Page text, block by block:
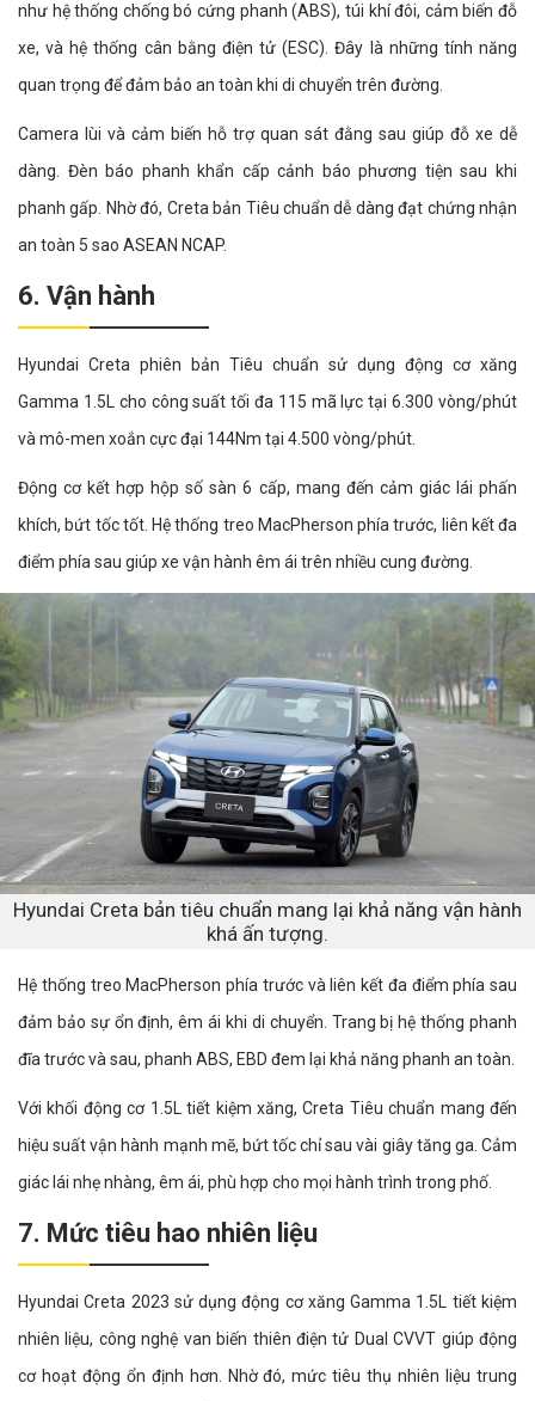
như hệ thống chống bó cứng phanh (ABS), túi khí đôi, cảm biến đỗ
xe, và hệ thống cân bằng điện tử (ESC). Đây là những tính năng
quan trọng để đảm bảo an toàn khi di chuyển trên đường.
Camera lùi và cảm biến hỗ trợ quan sát đằng sau giúp đỗ xe dễ
dàng. Đèn báo phanh khẩn cấp cảnh báo phương tiện sau khi
phanh gấp. Nhờ đó, Creta bản Tiêu chuẩn dễ dàng đạt chứng nhận
an toàn 5 sao ASEAN NCAP.
6. Vận hành
Hyundai Creta phiên bản Tiêu chuẩn sử dụng động cơ xăng
Gamma 1.5L cho công suất tối đa 115 mã lực tại 6.300 vòng/phút
và mô-men xoắn cực đại 144Nm tại 4.500 vòng/phút.
Động cơ kết hợp hộp số sàn 6 cấp, mang đến cảm giác lái phấn
khích, bứt tốc tốt. Hệ thống treo MacPherson phía trước, liên kết đa
điểm phía sau giúp xe vận hành êm ái trên nhiều cung đường.
Hyundai Creta bản tiêu chuẩn mang lại khả năng vận hành
khá ấn tượng.
Hệ thống treo MacPherson phía trước và liên kết đa điểm phía sau
đảm bảo sự ổn định, êm ái khi di chuyển. Trang bị hệ thống phanh
đĩa trước và sau, phanh ABS, EBD đem lại khả năng phanh an toàn.
Với khối động cơ 1.5L tiết kiệm xăng, Creta Tiêu chuẩn mang đến
hiệu suất vận hành mạnh mẽ, bứt tốc chỉ sau vài giây tăng ga. Cảm
giác lái nhẹ nhàng, êm ái, phù hợp cho mọi hành trình trong phố.
7. Mức tiêu hao nhiên liệu
Hyundai Creta 2023 sử dụng động cơ xăng Gamma 1.5L tiết kiệm
nhiên liệu, công nghệ van biến thiên điện tử Dual CVVT giúp động
cơ hoạt động ổn định hơn. Nhờ đó, mức tiêu thụ nhiên liệu trung